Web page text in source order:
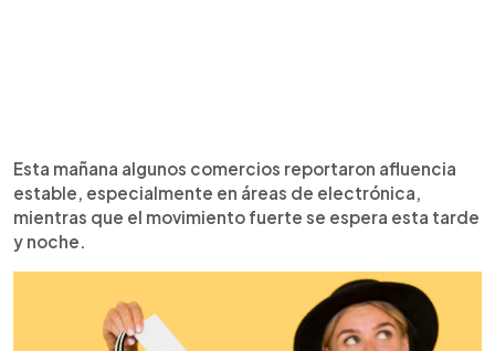
Esta mañana algunos comercios reportaron afluencia
estable, especialmente en áreas de electrónica,
mientras que el movimiento fuerte se espera esta tarde
y noche.